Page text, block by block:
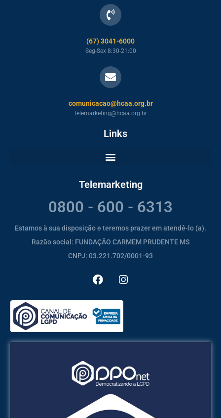
(67) 3041-6000
Seg-Sex 8:30-21:00
comunicacao@hcaa.org.br
telemarketing@hcaa.org.br
Links
Telemarketing
0800 - 600 - 6313
Estamos à sua disposição e teremos prazer em atendê-lo (a).
Razão social: FUNDAÇÃO CARMEM PRUDENTE MS
CNPJ: 03.221.702/0001-93